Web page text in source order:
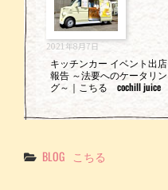
2021年8月7日
キッチンカー イベント出店
報告 ～法要へのケータリン
グ～｜こちる cochill juice
Categories
BLOG こちる